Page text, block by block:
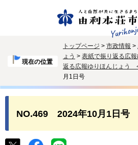
現在の位置
トップページ > 市政情報 >
ょう > 表紙で振り返る広報
返る広報ゆりほんじょう
月1日号
NO.469 2024年10月1日号